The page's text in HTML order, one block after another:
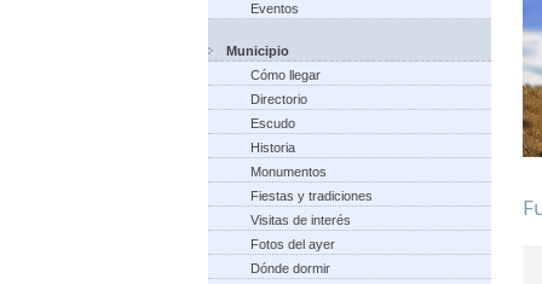
Eventos
Municipio
Cómo llegar
Directorio
Escudo
Historia
Monumentos
Fiestas y tradiciones
Visitas de interés
Fotos del ayer
Dónde dormir